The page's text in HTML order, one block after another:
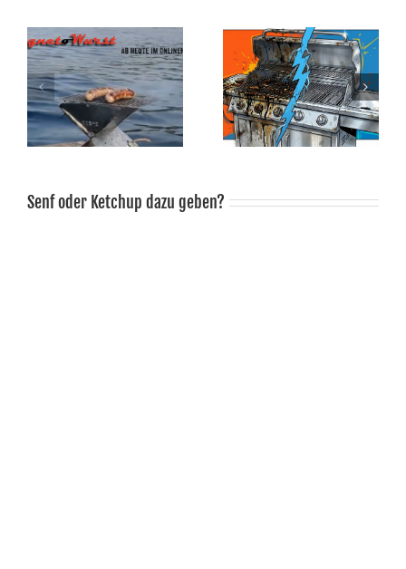
ZWEEnHALB – Grillen. Und
danach kümmern wir uns
um den Rest.
Wenn der Winter geht und
der Grill bleibt
Senf oder Ketchup dazu geben?